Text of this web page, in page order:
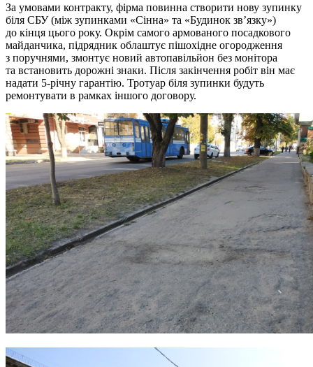
За умовами контракту, фірма повинна створити нову зупинку
біля СБУ (між зупинками «Сінна» та «Будинок зв’язку»)
до кінця цього року. Окрім самого армованого посадкового
майданчика, підрядник облаштує пішохідне огородження
з поручнями, змонтує новий автопавільйон без монітора
та встановить дорожні знаки. Після закінчення робіт він має
надати 5-річну гарантію. Тротуар біля зупинки будуть
ремонтувати в рамках іншого договору.